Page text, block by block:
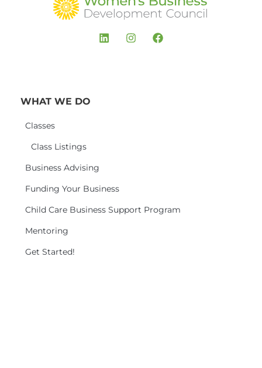
WHAT WE DO
Classes
Class Listings
Business Advising
Funding Your Business
Child Care Business Support Program
Mentoring
Get Started!